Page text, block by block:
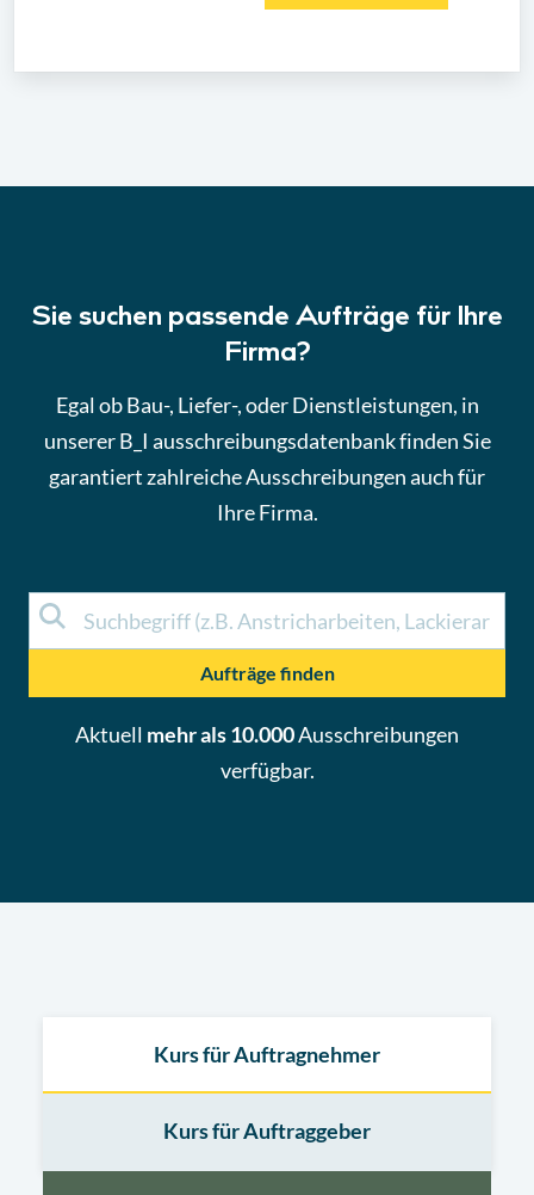
Sie suchen passende Aufträge für Ihre
Firma?
Egal ob Bau-, Liefer-, oder Dienstleistungen, in
unserer B_I ausschreibungsdatenbank finden Sie
garantiert zahlreiche Ausschreibungen auch für
Ihre Firma.
Aufträge finden
Aktuell mehr als 10.000Ausschreibungen
verfügbar.
Kurs für Auftragnehmer
Kurs für Auftraggeber